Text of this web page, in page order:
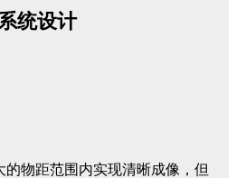
统设计
的物距范围内实现清晰成像，但